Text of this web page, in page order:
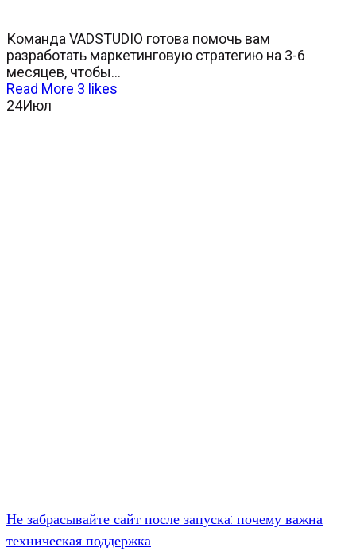
Команда VADSTUDIO готова помочь вам
разработать маркетинговую стратегию на 3-6
месяцев, чтобы...
Read More 3 likes
24Июл
Не забрасывайте сайт после запуска: почему важна
техническая поддержка